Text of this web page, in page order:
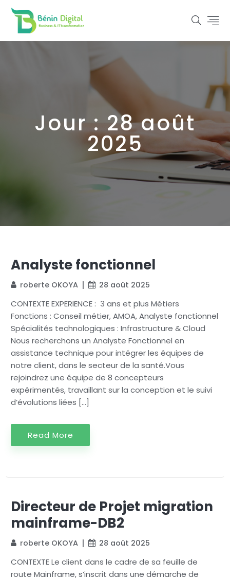
Jour : 28 août
2025
Analyste fonctionnel
roberte OKOYA 28 août 2025
CONTEXTE EXPERIENCE : 3 ans et plus Métiers
Fonctions : Conseil métier, AMOA, Analyste fonctionnel
Spécialités technologiques : Infrastructure & Cloud
Nous recherchons un Analyste Fonctionnel en
assistance technique pour intégrer les équipes de
notre client, dans le secteur de la santé.Vous
rejoindrez une équipe de 8 concepteurs
expérimentés, travaillant sur la conception et le suivi
d’évolutions liées […]
Read More
Directeur de Projet migration
mainframe-DB2
roberte OKOYA 28 août 2025
CONTEXTE Le client dans le cadre de sa feuille de
route Mainframe, s’inscrit dans une démarche de